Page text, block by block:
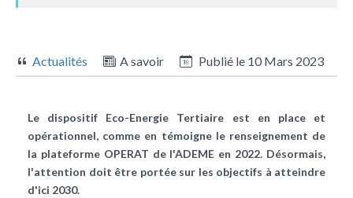
Actualités A savoir Publié le 10 Mars 2023
Le dispositif Eco-Energie Tertiaire est en place et
opérationnel, comme en témoigne le renseignement de
la plateforme OPERAT de l'ADEME en 2022. Désormais,
l'attention doit être portée sur les objectifs à atteindre
d'ici 2030.